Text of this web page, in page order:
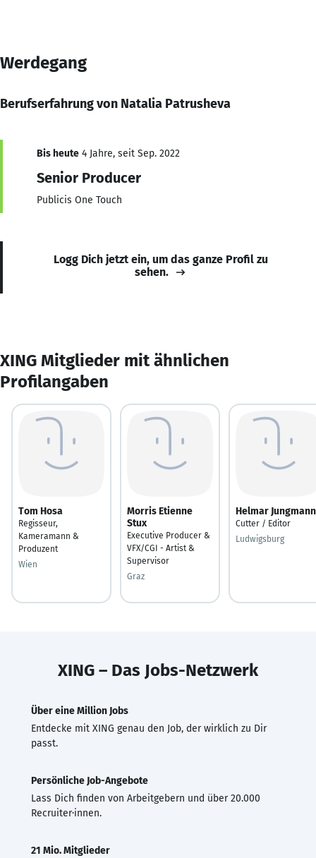
Werdegang
Berufserfahrung von Natalia Patrusheva
Bis heute 4 Jahre, seit Sep. 2022
Senior Producer
Publicis One Touch
Logg Dich jetzt ein, um das ganze Profil zu
sehen.
XING Mitglieder mit ähnlichen
Profilangaben
Tom Hosa
Regisseur,
Kameramann &
Produzent
Wien
Morris Etienne
Stux
Executive Producer &
VFX/CGI - Artist &
Supervisor
Graz
Helmar Jungmann
Cutter / Editor
Ludwigsburg
XING – Das Jobs-Netzwerk
Über eine Million Jobs
Entdecke mit XING genau den Job, der wirklich zu Dir
passt.
Persönliche Job-Angebote
Lass Dich finden von Arbeitgebern und über 20.000
Recruiter·innen.
21 Mio. Mitglieder